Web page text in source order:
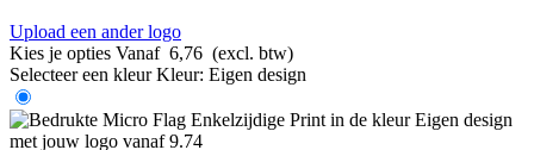
Upload een ander logo
Kies je opties Vanaf 6,76 (excl. btw)
Selecteer een kleur Kleur: Eigen design